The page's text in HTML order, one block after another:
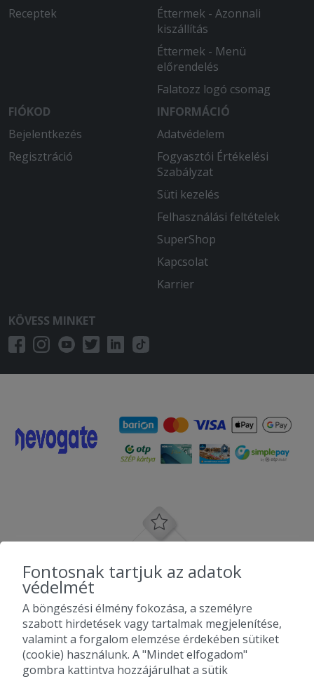
Receptek
Éttermek - Azonnali
kiszállítás
Éttermek - Menü
előrendelés
Falatozz logó csomag
FIÓKOD
Bejelentkezés
Regisztráció
INFORMÁCIÓ
Adatvédelem
Fogyasztói Értékelési
Szabályzat
Süti kezelés
Felhasználási feltételek
SuperShop
Kapcsolat
Karrier
KÖVESS MINKET
Fontosnak tartjuk az adatok
védelmét
A böngészési élmény fokozása, a személyre
szabott hirdetések vagy tartalmak megjelenítése,
valamint a forgalom elemzése érdekében sütiket
(cookie) használunk. A "Mindet elfogadom"
gombra kattintva hozzájárulhat a sütik